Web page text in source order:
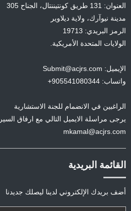
العنوان: 131 طريق كونتيننتال، الجناح 305
مدينة نيوآرك، ولاية ديلاوير
الرمز البريدي: 19713
الولايات المتحدة الأمريكية.
الإيميل: Submit@acjrs.com
واتساب: 905541080344+
الراغبين في الانضمام للجنة الاستشارية
يرجى مراسلة الايميل التالي مع ارفاق
mkamal@acjrs.com
القائمة البريدية
أضف بريدك الإلكتروني لدينا ليصلك جديدنا